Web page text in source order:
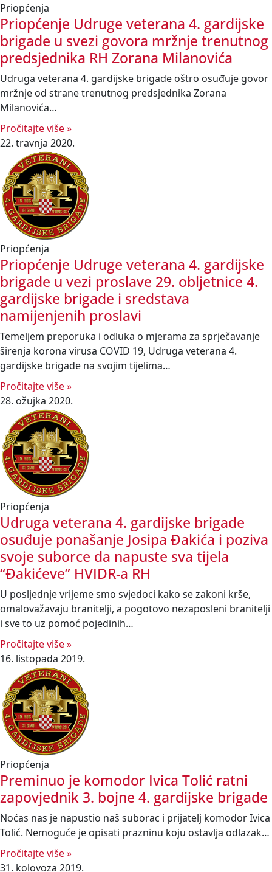
Priopćenja
Priopćenje Udruge veterana 4. gardijske
brigade u svezi govora mržnje trenutnog
predsjednika RH Zorana Milanovića
Udruga veterana 4. gardijske brigade oštro osuđuje govor
mržnje od strane trenutnog predsjednika Zorana
Milanovića…
Pročitajte više »
22. travnja 2020.
Priopćenja
Priopćenje Udruge veterana 4. gardijske
brigade u vezi proslave 29. obljetnice 4.
gardijske brigade i sredstava
namijenjenih proslavi
Temeljem preporuka i odluka o mjerama za sprječavanje
širenja korona virusa COVID 19, Udruga veterana 4.
gardijske brigade na svojim tijelima…
Pročitajte više »
28. ožujka 2020.
Priopćenja
Udruga veterana 4. gardijske brigade
osuđuje ponašanje Josipa Đakića i poziva
svoje suborce da napuste sva tijela
“Đakićeve” HVIDR-a RH
U posljednje vrijeme smo svjedoci kako se zakoni krše,
omalovažavaju branitelji, a pogotovo nezaposleni branitelji
i sve to uz pomoć pojedinih…
Pročitajte više »
16. listopada 2019.
Priopćenja
Preminuo je komodor Ivica Tolić ratni
zapovjednik 3. bojne 4. gardijske brigade
Noćas nas je napustio naš suborac i prijatelj komodor Ivica
Tolić. Nemoguće je opisati prazninu koju ostavlja odlazak…
Pročitajte više »
31. kolovoza 2019.